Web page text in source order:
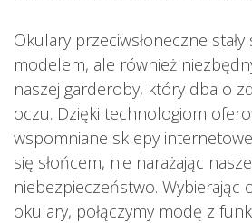
Okulary przeciwsłoneczne
modelem, ale również
naszej garderoby, który dba o
oczu. Dzięki technologiom
wspomniane sklepy
się słońcem, nie narażając
niebezpieczeństwo. Wybierając
okulary, połączymy modę z